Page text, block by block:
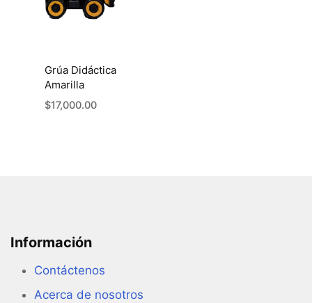
Grúa Didáctica
Amarilla
$17,000.00
Información
Contáctenos
Acerca de nosotros